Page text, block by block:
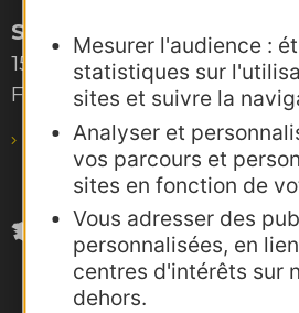
Mesurer l'audience :
statistiques sur
sites et suivre la
Analyser et
vos parcours et
sites en fonction de
Vous adresser des
personnalisées, en
centres d'intérêts sur
dehors.
Site de Toulouse
15, rue Rivals – CS 78543
F-31685 Toulouse Cedex 6
pro@agence-adocc.com